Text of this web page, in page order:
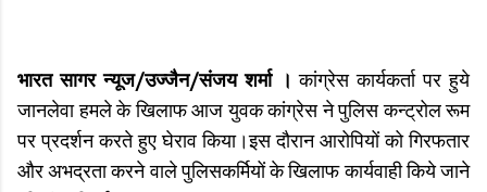
भारत सागर न्यूज/उज्जैन/संजय शर्मा ।कांग्रेस कार्यकर्ता पर हुये
जानलेवा हमले के खिलाफ आज युवक कांग्रेस ने पुलिस कन्ट्रोल रूम
पर प्रदर्शन करते हुए घेराव किया।इस दौरान आरोपियों को गिरफतार
और अभद्रता करने वाले पुलिसकर्मियों के खिलाफ कार्यवाही किये जाने